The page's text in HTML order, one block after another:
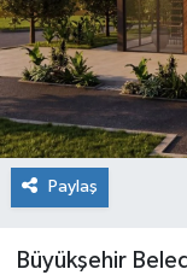
Paylaş
Büyükşehir